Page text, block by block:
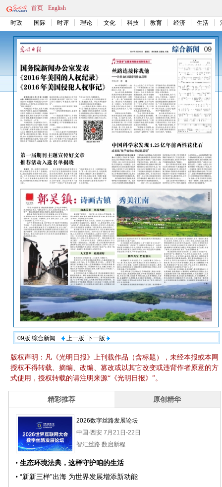
首页 English
时政 国际 时评 理论 文化 科技 教育 经济 生活
09版:综合新闻 上一版 下一版
版权声明：凡《光明日报》上刊载作品（含标题），未经本报或本网
授权不得转载、摘编、改编、篡改或以其它改变或违背作者原意的方
式使用，授权转载的请注明来源“《光明日报》”。